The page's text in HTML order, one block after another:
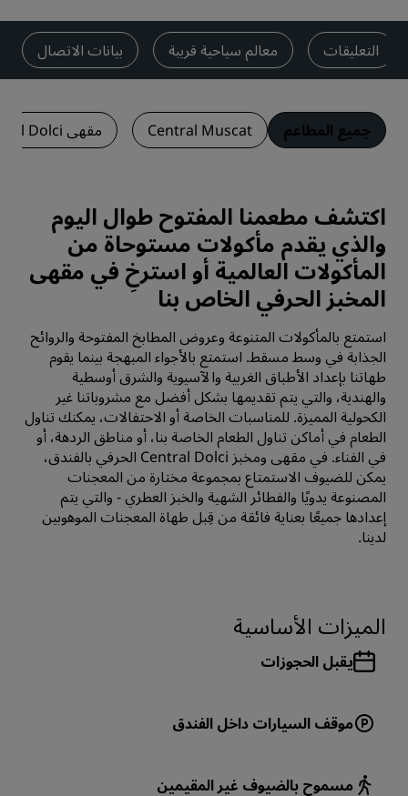
التعليقات معالم سياحية قريبة بيانات الاتصال
جميع المطاعم Central Muscat مقهى Central Dolci
اكتشف مطعمنا المفتوح طوال اليوم
والذي يقدم مأكولات مستوحاة من
المأكولات العالمية أو استرخِ في مقهى
المخبز الحرفي الخاص بنا
استمتع بالمأكولات المتنوعة وعروض المطابخ المفتوحة والروائح
الجذابة في وسط مسقط. استمتع بالأجواء المبهجة بينما يقوم
طهاتنا بإعداد الأطباق الغربية والآسيوية والشرق أوسطية
والهندية، والتي يتم تقديمها بشكل أفضل مع مشروباتنا غير
الكحولية المميزة. للمناسبات الخاصة أو الاحتفالات، يمكنك تناول
الطعام في أماكن تناول الطعام الخاصة بنا، أو مناطق الردهة، أو
في الفناء. في مقهى ومخبز Central Dolci الحرفي بالفندق،
يمكن للضيوف الاستمتاع بمجموعة مختارة من المعجنات
المصنوعة يدويًا والفطائر الشهية والخبز العطري - والتي يتم
إعدادها جميعًا بعناية فائقة من قِبل طهاة المعجنات الموهوبين
لدينا.
الميزات الأساسية
يقبل الحجوزات
موقف السيارات داخل الفندق
مسموح بالضيوف غير المقيمين